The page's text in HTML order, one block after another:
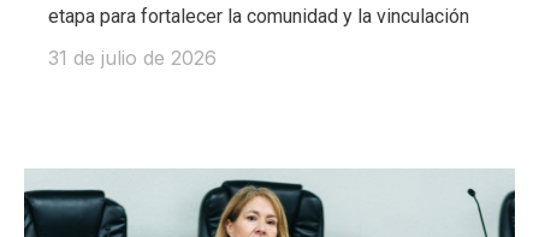
etapa para fortalecer la comunidad y la vinculación
31 de julio de 2026